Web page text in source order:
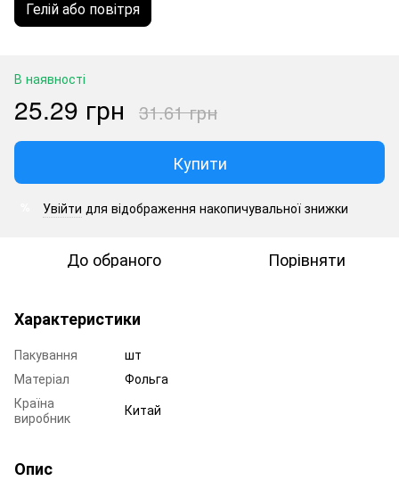
Гелій або повітря
В наявності
25.29 грн 31.61 грн
Купити
Увійти для відображення накопичувальної знижки
До обраного Порівняти
Характеристики
Пакування
шт
Матеріал
Фольга
Країна
виробник
Китай
Опис